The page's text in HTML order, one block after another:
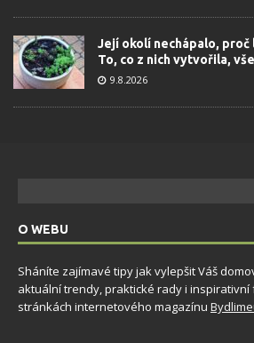
Její okolí nechápalo,
To, co z nich vytvořila,
9.8.2026
O WEBU
Sháníte zajímavé tipy jak vylepšit Váš
aktuální trendy, praktické rady i
stránkách internetového magazínu